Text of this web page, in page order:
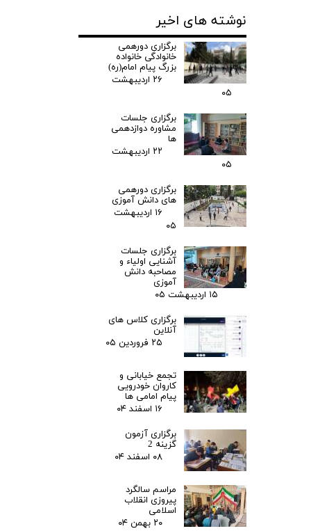
نوشته های اخیر
برگزاری دورهمی
خانوادگی خانواده
بزرگ پیام امام(ره)
۲۶ اردیبهشت
۰۵
برگزاری جلسات
مشاوره دوازدهمی
ها
۲۲ اردیبهشت
۰۵
برگزاری دورهمی
های دانش آموزی
۱۶ اردیبهشت
۰۵
برگزاری جلسات
آشنایی اولیاء و
مصاحبه دانش
آموزی
۱۵ اردیبهشت ۰۵
برگزاری کلاس های
آنلاین
۲۵ فروردین ۰۵
تجمع خیابانی و
کاروان خودرویی
پیام امامی ها
۱۶ اسفند ۰۴
برگزاری آزمون
گزینه 2
۰۸ اسفند ۰۴
مراسم سالگرد
پیروزی انقلاب
اسلامی
۲۰ بهمن ۰۴